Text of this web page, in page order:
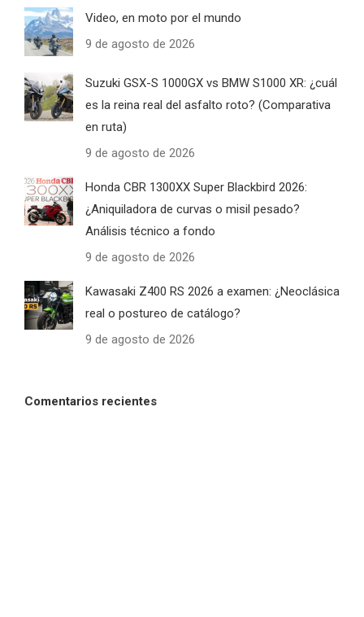
Video, en moto por el mundo
9 de agosto de 2026
Suzuki GSX-S 1000GX vs BMW S1000 XR: ¿cuál
es la reina real del asfalto roto? (Comparativa
en ruta)
9 de agosto de 2026
Honda CBR 1300XX Super Blackbird 2026:
¿Aniquiladora de curvas o misil pesado?
Análisis técnico a fondo
9 de agosto de 2026
Kawasaki Z400 RS 2026 a examen: ¿Neoclásica
real o postureo de catálogo?
9 de agosto de 2026
Comentarios recientes